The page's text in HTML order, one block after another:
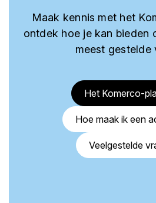
Maak kennis met het
ontdek hoe je kan bieden
meest gestelde
Het Komerco-
Hoe maak ik een
Veelgestelde